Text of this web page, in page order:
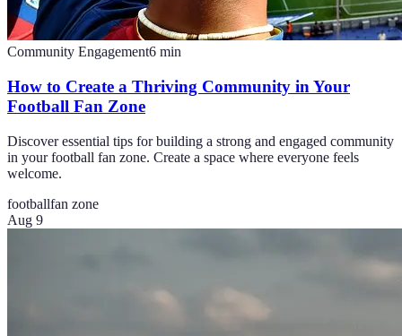
Community Engagement6 min
How to Create a Thriving Community in Your
Football Fan Zone
Discover essential tips for building a strong and engaged community
in your football fan zone. Create a space where everyone feels
welcome.
footballfan zone
Aug 9